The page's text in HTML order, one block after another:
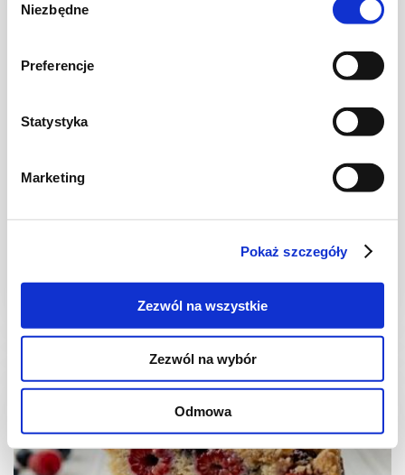
zgody
Niezbędne
Preferencje
Statystyka
Marketing
Pokaż szczegóły
Zezwól na wszystkie
Zezwól na wybór
Odmowa
CIASTA I TORTY
frużeliną
4954 kcal